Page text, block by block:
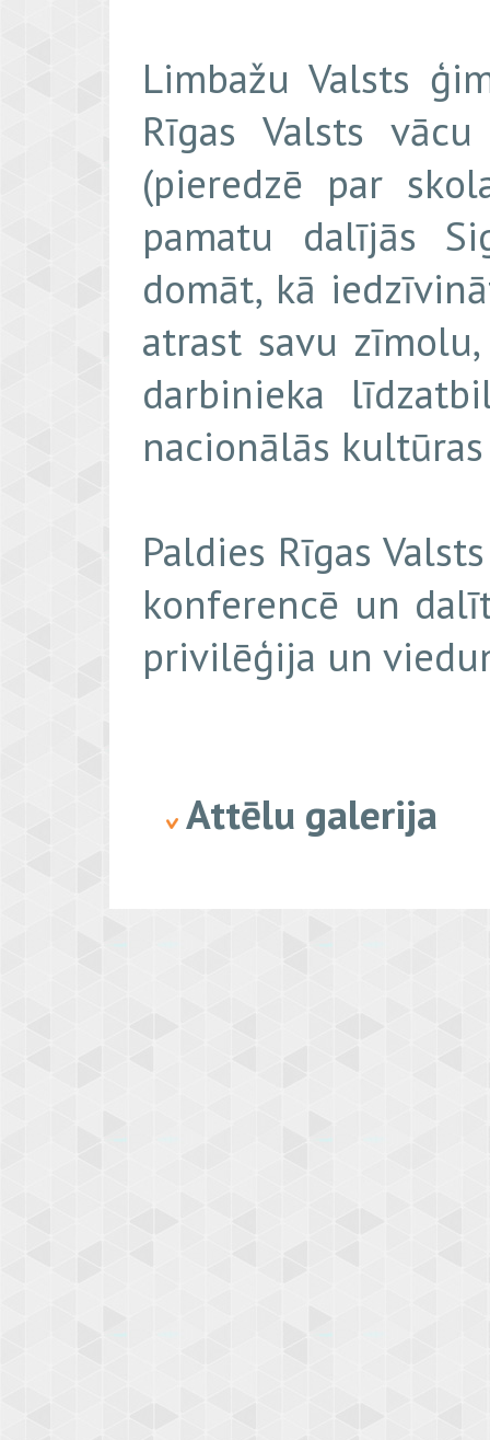
Limbažu Valsts
Rīgas Valsts
(pieredzē par
pamatu dalījās
domāt, kā
atrast savu
darbinieka
nacionālās
Paldies Rīgas
konferencē un
privilēģija un
Attēlu galerija